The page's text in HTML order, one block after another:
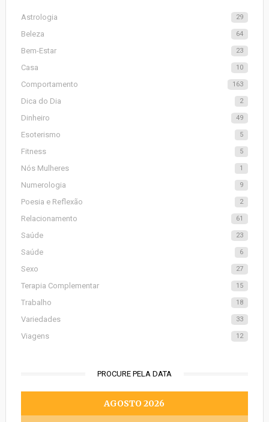
Astrologia 29
Beleza 64
Bem-Estar 23
Casa 10
Comportamento 163
Dica do Dia 2
Dinheiro 49
Esoterismo 5
Fitness 5
Nós Mulheres 1
Numerologia 9
Poesia e Reflexão 2
Relacionamento 61
Saúde 23
Saúde 6
Sexo 27
Terapia Complementar 15
Trabalho 18
Variedades 33
Viagens 12
PROCURE PELA DATA
AGOSTO 2026